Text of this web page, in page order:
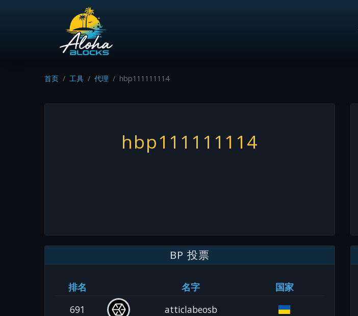
首页 工具 代理 hbp111111114
hbp111111114
BP 投票
排名 名字
国家
691
atticlabeosb